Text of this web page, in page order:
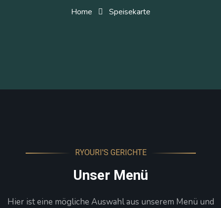
Home Speisekarte
RYOURI'S GERICHTE
Unser Menü
Hier ist eine mögliche Auswahl aus unserem Menü und